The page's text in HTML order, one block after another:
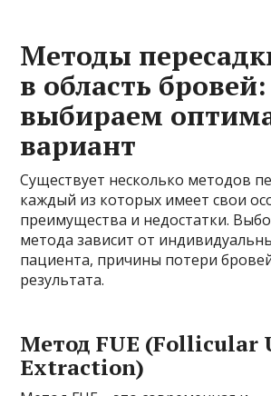
Методы
в область бровей:
выбираем
вариант
Существует несколько методов
каждый из которых имеет свои
преимущества и недостатки.
метода зависит от
пациента, причины потери
результата.
Метод FUE (Follicular
Extraction)